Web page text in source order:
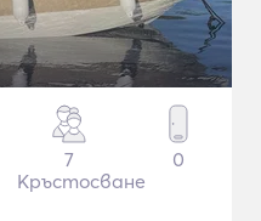
7
Кръстосване
0